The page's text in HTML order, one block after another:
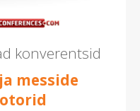
konverentsid
messide